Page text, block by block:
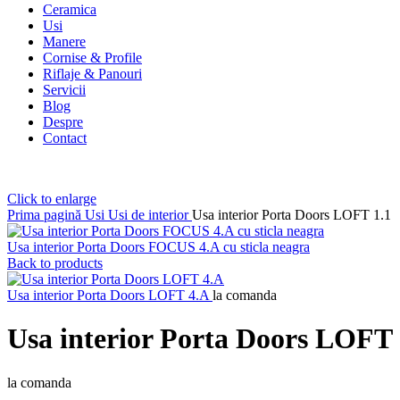
Ceramica
Usi
Manere
Cornise & Profile
Riflaje & Panouri
Servicii
Blog
Despre
Contact
Click to enlarge
Prima pagină Usi Usi de interiorUsa interior Porta Doors LOFT 1.1
Usa interior Porta Doors FOCUS 4.A cu sticla neagra
Back to products
Usa interior Porta Doors LOFT 4.A la comanda
Usa interior Porta Doors LOFT
la comanda